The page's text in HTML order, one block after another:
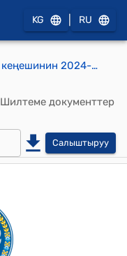
KG RU
Таш-Булак айылдык кеңешинин 2024-жылынын 25-январындагы №5 “Таш-Булак айыл өкмөтүнүн Теплица айылындагы Авилов Шохрухмирзо Баходиржановичтин айыл чарба багытындагы жер аянтынын, багытын өзгөртүп берүү жөнүндө” токтому
Шилтеме документтер
Салыштыруу